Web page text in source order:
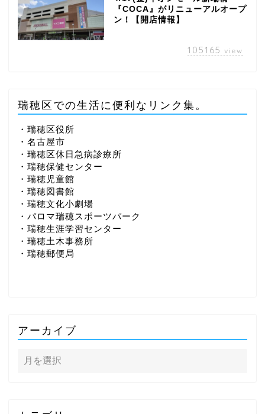
『COCA』がリニューアルオープ
ン！【開店情報】
105165 view
瑞穂区での生活に便利なリンク集。
・瑞穂区役所
・名古屋市
・瑞穂区休日急病診療所
・瑞穂保健センター
・瑞穂児童館
・瑞穂図書館
・瑞穂文化小劇場
・パロマ瑞穂スポーツパーク
・瑞穂生涯学習センター
・瑞穂土木事務所
・瑞穂郵便局
アーカイブ